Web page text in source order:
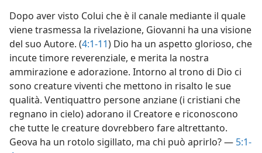
Dopo aver visto Colui che è il canale mediante il quale
viene trasmessa la rivelazione, Giovanni ha una visione
del suo Autore. (4:1-11) Dio ha un aspetto glorioso, che
incute timore reverenziale, e merita la nostra
ammirazione e adorazione. Intorno al trono di Dio ci
sono creature viventi che mettono in risalto le sue
qualità. Ventiquattro persone anziane (i cristiani che
regnano in cielo) adorano il Creatore e riconoscono
che tutte le creature dovrebbero fare altrettanto.
Geova ha un rotolo sigillato, ma chi può aprirlo? — 5:1-